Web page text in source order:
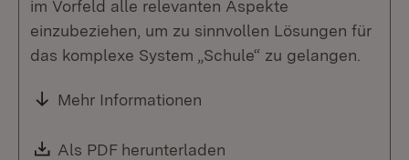
im Vorfeld alle relevanten Aspekte
einzubeziehen, um zu sinnvollen Lösungen für
das komplexe System „Schule“ zu gelangen.
Mehr Informationen
Download:
Als PDF herunterladen